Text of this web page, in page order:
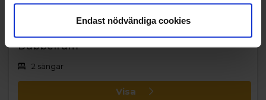
Endast nödvändiga cookies
Dubbelrum
2 sängar
Visa